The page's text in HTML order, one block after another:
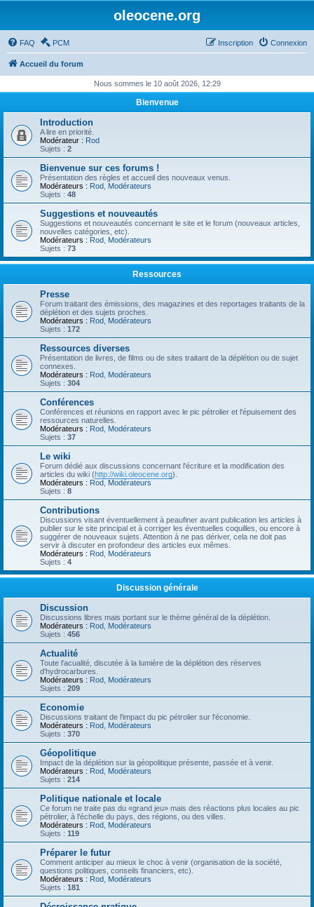
oleocene.org
FAQ PCM Connexion
Inscription
Accueil du forum
Nous sommes le 10 août 2026, 12:29
Bienvenue
Introduction
A lire en priorité.
Modérateur : Rod
Sujets : 2
Bienvenue sur ces forums !
Présentation des règles et accueil des nouveaux venus.
Modérateurs : Rod Modérateurs
Sujets : 48
Suggestions et nouveautés
Suggestions et nouveautés concernant le site et le forum (nouveaux articles,
nouvelles catégories, etc).
Modérateurs : Rod Modérateurs
Sujets : 73
Ressources
Presse
Forum traitant des émissions, des magazines et des reportages traitants de la
déplétion et des sujets proches.
Modérateurs : Rod Modérateurs
Sujets : 172
Ressources diverses
Présentation de livres, de films ou de sites traitant de la déplétion ou de sujet
connexes.
Modérateurs : Rod Modérateurs
Sujets : 304
Conférences
Conférences et réunions en rapport avec le pic pétrolier et l'épuisement des
ressources naturelles.
Modérateurs : Rod Modérateurs
Sujets : 37
Le wiki
Forum dédié aux discussions concernant l'écriture et la modification des
articles du wiki (http://wiki.oleocene.org).
Modérateurs : Rod Modérateurs
Sujets : 8
Contributions
Discussions visant éventuellement à peaufiner avant publication les articles à
publier sur le site principal et à corriger les éventuelles coquilles, ou encore à
suggérer de nouveaux sujets. Attention à ne pas dériver, cela ne doit pas
servir à discuter en profondeur des articles eux mêmes.
Modérateurs : Rod Modérateurs
Sujets : 4
Discussion générale
Discussion
Discussions libres mais portant sur le thème général de la déplétion.
Modérateurs : Rod Modérateurs
Sujets : 456
Actualité
Toute l'acualité, discutée à la lumière de la déplétion des réserves
d'hydrocarbures.
Modérateurs : Rod Modérateurs
Sujets : 209
Economie
Discussions traitant de l'impact du pic pétrolier sur l'économie.
Modérateurs : Rod Modérateurs
Sujets : 370
Géopolitique
Impact de la déplétion sur la géopolitique présente, passée et à venir.
Modérateurs : Rod Modérateurs
Sujets : 214
Politique nationale et locale
Ce forum ne traite pas du «grand jeu» mais des réactions plus locales au pic
pétrolier, à l'échelle du pays, des régions, ou des villes.
Modérateurs : Rod Modérateurs
Sujets : 119
Préparer le futur
Comment anticiper au mieux le choc à venir (organisation de la société,
questions politiques, conseils financiers, etc).
Modérateurs : Rod Modérateurs
Sujets : 181